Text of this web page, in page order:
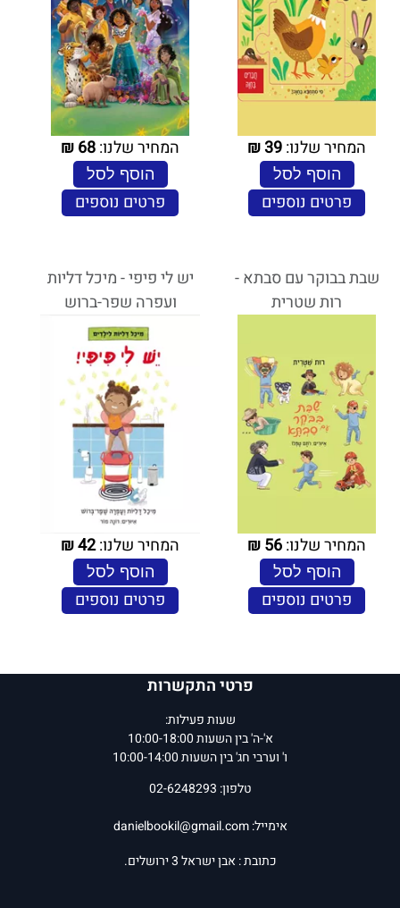
המחיר שלנו:39
₪
הוסף לסל
פרטים נוספים
המחיר שלנו:68
₪
הוסף לסל
פרטים נוספים
שבת בבוקר עם סבתא -
רות שטרית
המחיר שלנו:56
₪
הוסף לסל
פרטים נוספים
יש לי פיפי - מיכל דליות
ועפרה שפר-ברוש
המחיר שלנו:42
₪
הוסף לסל
פרטים נוספים
פרטי התקשרות
שעות פעילות:
א'-ה' בין השעות 10:00-18:00
ו' וערבי חג' בין השעות 10:00-14:00
טלפון: 02-6248293
אימייל:danielbookil@gmail.com
כתובת : אבן ישראל 3 ירושלים.